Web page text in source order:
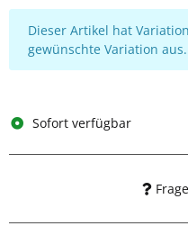
x
Dieser Artikel hat
gewünschte Variation aus.
Sofort verfügbar